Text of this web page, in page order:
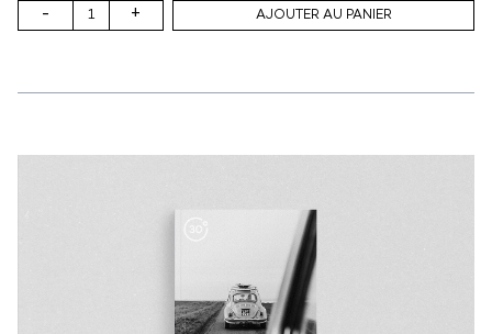
- + AJOUTER AU PANIER